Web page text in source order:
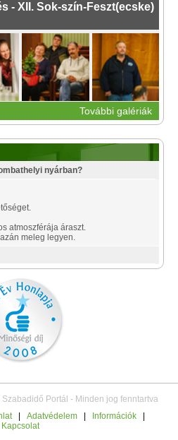
- XII. Sok-szín-Feszt(ecske)
További galériák
nyárban?
atmoszférája áraszt.
meleg legyen.
Portál - Minden jog fenntartva
Adatvédelem Információk
Kapcsolat